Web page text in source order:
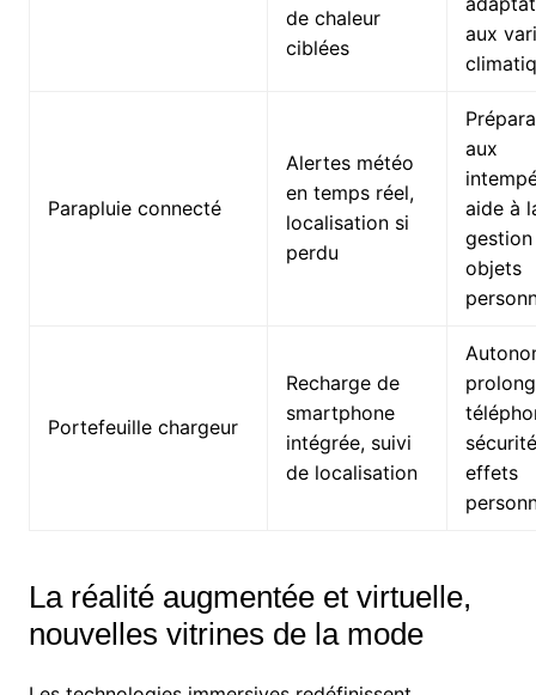
de chaleur
ciblées
aux
Parapluie connecté
Alertes météo
en temps réel,
localisation si
perdu
aux
aide à
objets
Portefeuille chargeur
Recharge de
smartphone
intégrée, suivi
de localisation
effets
La réalité augmentée et virtuelle,
nouvelles vitrines de la mode